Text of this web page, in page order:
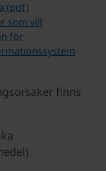
(pdf)
som vill
för
finns